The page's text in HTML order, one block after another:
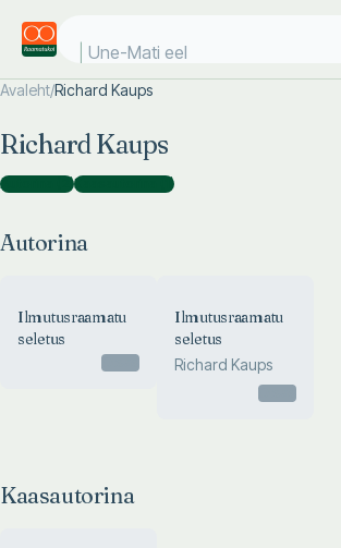
Une-Mati eelv
Avaleht/Richard Kaups
Richard Kaups
Autorina )Kaasautorina )
Autorina
Ilmutusraamatu
seletus
Ilmutusraamatu
seletus
Richard Kaups
Kaasautorina